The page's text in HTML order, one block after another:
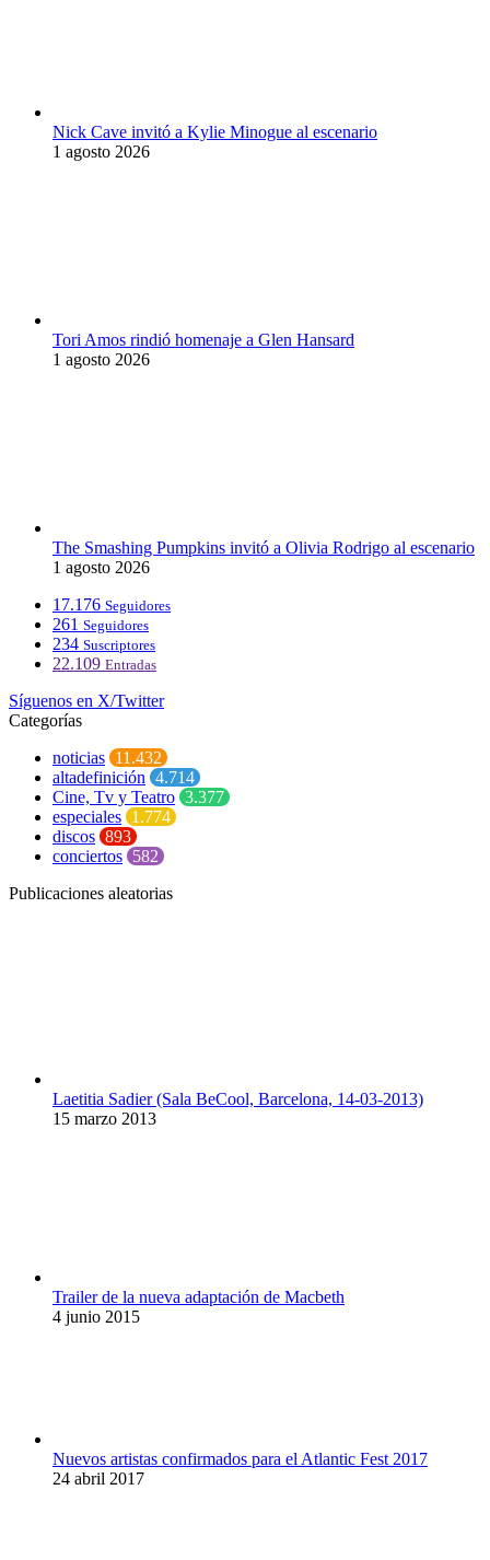
Nick Cave invitó a Kylie Minogue al escenario
1 agosto 2026
Tori Amos rindió homenaje a Glen Hansard
1 agosto 2026
The Smashing Pumpkins invitó a Olivia Rodrigo al escenario
1 agosto 2026
17.176 Seguidores
261 Seguidores
234 Suscriptores
22.109 Entradas
Síguenos en X/Twitter
Categorías
noticias 11.432
altadefinición 4.714
Cine, Tv y Teatro 3.377
especiales 1.774
discos 893
conciertos 582
Publicaciones aleatorias
Laetitia Sadier (Sala BeCool, Barcelona, 14-03-2013)
15 marzo 2013
Trailer de la nueva adaptación de Macbeth
4 junio 2015
Nuevos artistas confirmados para el Atlantic Fest 2017
24 abril 2017